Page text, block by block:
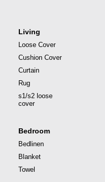
Living
Loose Cover
Cushion Cover
Curtain
Rug
s1/s2 loose
cover
Bedroom
Bedlinen
Blanket
Towel